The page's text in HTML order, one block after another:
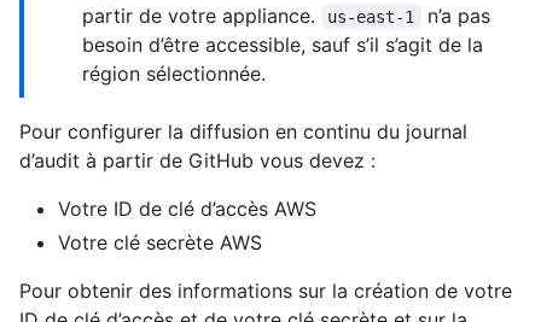
partir de votre appliance.
us-east-1
n’a pas
besoin d’être accessible, sauf s’il s’agit de la
région sélectionnée.
Pour configurer la diffusion en continu du journal
d’audit à partir de GitHub vous devez :
Votre ID de clé d’accès AWS
Votre clé secrète AWS
Pour obtenir des informations sur la création de votre